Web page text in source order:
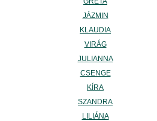
JÁZMIN
KLAUDIA
VIRÁG
JULIANNA
CSENGE
KÍRA
SZANDRA
LILIÁNA